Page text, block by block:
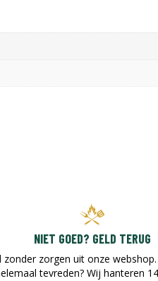
NIET GOED? GELD TERUG
zonder zorgen uit onze
tevreden? Wij hanteren